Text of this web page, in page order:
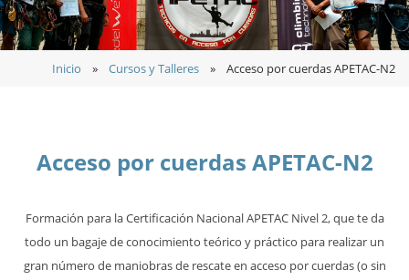
Inicio » Cursos y Talleres » Acceso por cuerdas APETAC-N2
Acceso por cuerdas APETAC-N2
Formación para la Certificación Nacional APETAC Nivel 2, que te da
todo un bagaje de conocimiento teórico y práctico para realizar un
gran número de maniobras de rescate en acceso por cuerdas (o sin